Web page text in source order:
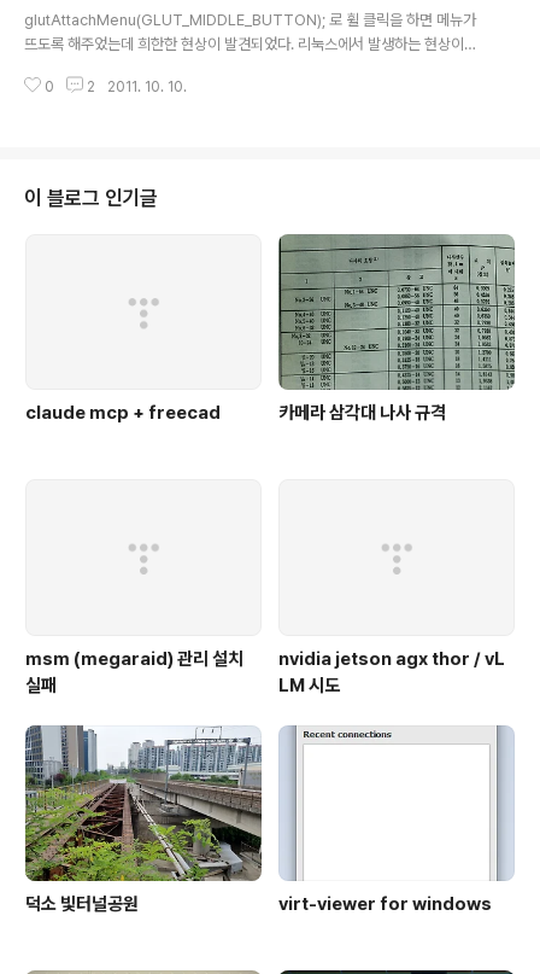
glutAttachMenu(GLUT_MIDDLE_BUTTON); 로 휠 클릭을 하면 메뉴가
뜨도록 해주었는데 희한한 현상이 발견되었다. 리눅스에서 발생하는 현상이고,
아닌 다른 곳에서 마우스 버튼을 눌러 조작을 할경우 무조건 GLUT_LEFT_BU
achmenu]
0 2 2011. 10. 10.
이 블로그 인기글
claude mcp + freecad 카메라 삼각대 나사 규격
msm (megaraid) 관리 설치
실패
nvidia jetson agx thor / vL
LM 시도
덕소 빛터널공원 virt-viewer for windows